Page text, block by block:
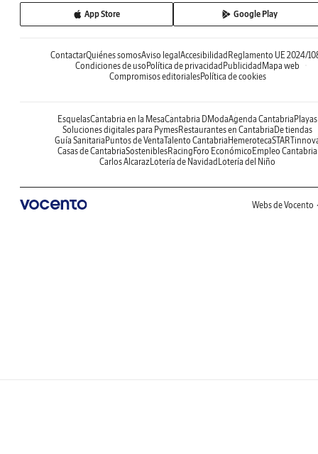
App Store Google Play
ContactarQuiénes somosAviso legalAccesibilidadReglamento UE 2024/
Condiciones de usoPolítica de privacidadPublicidadMapa web
Compromisos editorialesPolítica de cookies
EsquelasCantabria en la MesaCantabria DModaAgenda CantabriaPlayas
Soluciones digitales para PymesRestaurantes en CantabriaDe tiendas
Guía SanitariaPuntos de VentaTalento CantabriaHemeroteca
Casas de CantabriaSosteniblesRacingForo EconómicoEmpleo Cantabria
Carlos AlcarazLotería de NavidadLotería del Niño
Webs de Vocento